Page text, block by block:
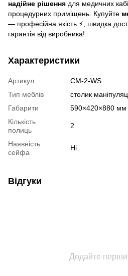
надійне рішення для медичних
процедурних приміщень. Купуйте
— професійна якість ⚡, швидка
гарантія від виробника!
Характеристики
Артикул
СМ-2-WS
Тип меблів
столик
Габарити
590×420×880 мм
Кількість
полиць
2
Наявність
сейфа
Ні
Відгуки
Додайте